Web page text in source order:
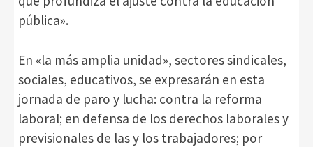
pública».
En «la más amplia unidad», sectores sindicales,
sociales, educativos, se expresarán en esta
jornada de paro y lucha: contra la reforma
laboral; en defensa de los derechos laborales y
previsionales de las y los trabajadores; por